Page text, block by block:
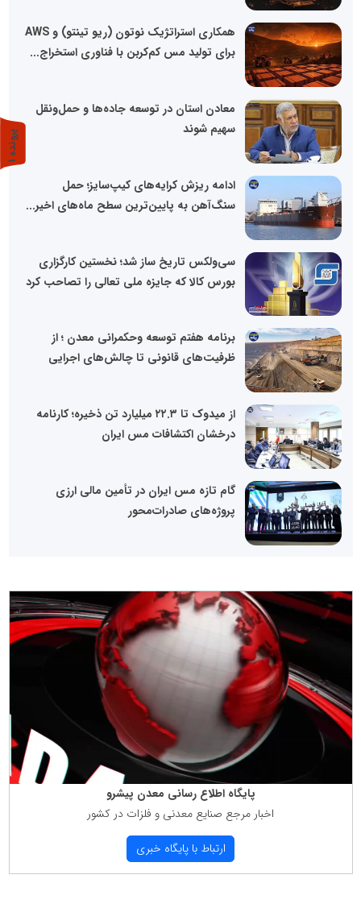
همکاری استراتژیک نوتون (ریو تینتو) و AWS
برای تولید مس کم‌کربن با فناوری استخراج...
معادن استان در توسعه جاده‌ها و حمل‌ونقل
سهیم شوند
ادامه ریزش کرایه‌های کیپ‌سایز؛ حمل
سنگ‌آهن به پایین‌ترین سطح ماه‌های اخیر...
سی‌ولکس تاریخ ساز شد؛ نخستین کارگزاری
بورس کالا که جایزه ملی تعالی را تصاحب کرد
برنامه هفتم توسعه وحکمرانی معدن ؛ از
ظرفیت‌های قانونی تا چالش‌های اجرایی
از میدوک تا ۲۲.۳ میلیارد تن ذخیره؛ کارنامه
درخشان اکتشافات مس ایران
گام تازه مس ایران در تأمین مالی ارزی
پروژه‌های صادرات‌محور
پایگاه اطلاع رسانی معدن پیشرو
اخبار مرجع صنایع معدنی و فلزات در كشور
ارتباط با پایگاه خبری
پ
ر
و
ن
د
ه
1